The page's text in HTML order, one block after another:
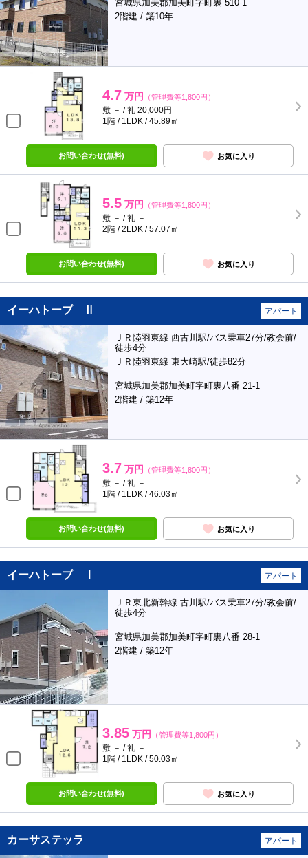
宮城県加美郡加美町字町裏 510-1
2階建 / 築10年
4.7 万円 （管理費等1,800円）
敷 － / 礼 20,000円
1階 / 1LDK / 45.89㎡
お問い合わせ(無料) お気に入り
5.5 万円 （管理費等1,800円）
敷 － / 礼 －
2階 / 2LDK / 57.07㎡
お問い合わせ(無料) お気に入り
イーハトーブ Ⅱ アパート
ＪＲ陸羽東線 西古川駅/バス乗車27分/教会前/
徒歩4分
ＪＲ陸羽東線 東大崎駅/徒歩82分
宮城県加美郡加美町字町裏八番 21-1
2階建 / 築12年
3.7 万円 （管理費等1,800円）
敷 － / 礼 －
1階 / 1LDK / 46.03㎡
お問い合わせ(無料) お気に入り
イーハトーブ Ⅰ アパート
ＪＲ東北新幹線 古川駅/バス乗車27分/教会前/
徒歩4分
宮城県加美郡加美町字町裏八番 28-1
2階建 / 築12年
3.85 万円 （管理費等1,800円）
敷 － / 礼 －
1階 / 1LDK / 50.03㎡
お問い合わせ(無料) お気に入り
カーサステッラ アパート